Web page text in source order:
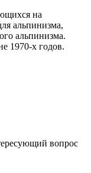
на
альпинизма,
альпинизма.
1970-х годов.
вопрос